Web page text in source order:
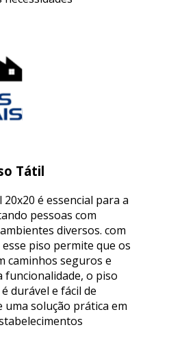
Tátil
é essencial para a
pessoas com
diversos. com
piso permite que os
caminhos seguros e
funcionalidade, o piso
durável e fácil de
solução prática em